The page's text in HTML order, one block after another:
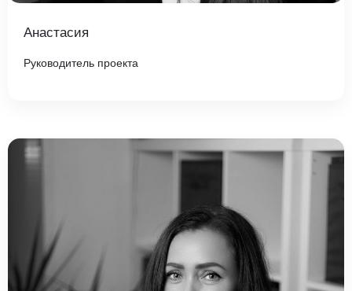
Анастасия
Руководитель проекта